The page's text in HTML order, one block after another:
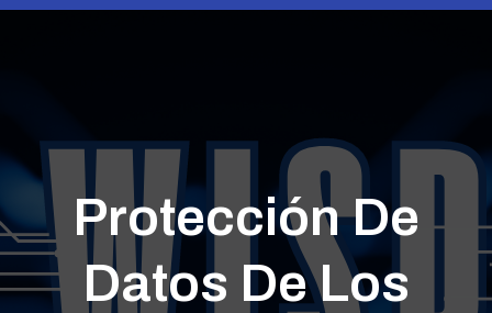
Protección De
Datos De Los